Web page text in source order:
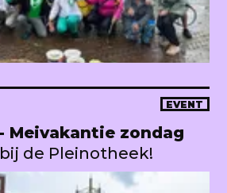
EVENT
Meivakantie zondag
de Pleinotheek!